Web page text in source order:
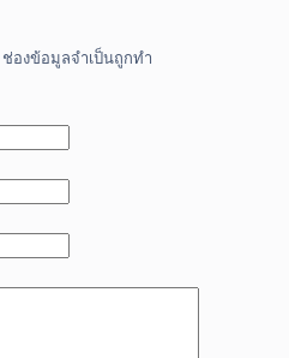
ช่องข้อมูลจำเป็นถูกทำ